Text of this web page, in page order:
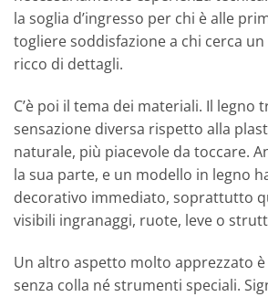
la soglia d’ingresso per chi è alle
togliere soddisfazione a chi cerca
ricco di dettagli.
C’è poi il tema dei materiali. Il legno
sensazione diversa rispetto alla
naturale, più piacevole da toccare.
la sua parte, e un modello in legno
decorativo immediato, soprattutto
visibili ingranaggi, ruote, leve o
Un altro aspetto molto apprezzato
senza colla né strumenti speciali.